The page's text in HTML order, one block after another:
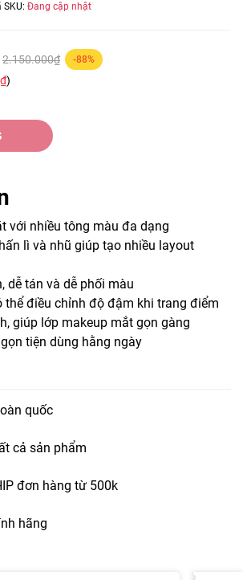
SKU: Đang cập nhật
2.150.000₫ -88%
)
với nhiều tông màu đa dạng
lì và nhũ giúp tạo nhiều layout
dễ tán và dễ phối màu
thể điều chỉnh độ đậm khi trang điểm
giúp lớp makeup mắt gọn gàng
tiện dùng hằng ngày
quốc
cả sản phẩm
đơn hàng từ 500k
hãng